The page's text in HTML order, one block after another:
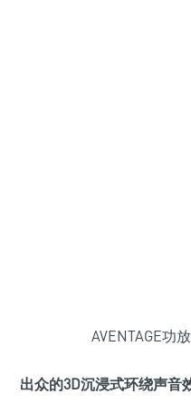
AVENTAGE功
出众的3D沉浸式环绕声音